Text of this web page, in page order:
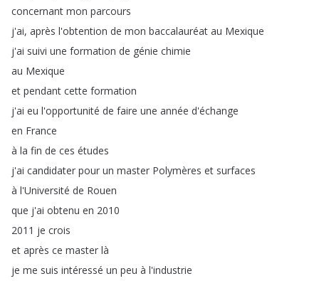
concernant mon parcours
j'ai, après l'obtention de mon baccalauréat au Mexique
j'ai suivi une formation de génie chimie
au Mexique
et pendant cette formation
j'ai eu l'opportunité de faire une année d'échange
en France
à la fin de ces études
j'ai candidater pour un master Polymères et surfaces
à l'Université de Rouen
que j'ai obtenu en 2010
2011 je crois
et après ce master là
je me suis intéressé un peu à l'industrie